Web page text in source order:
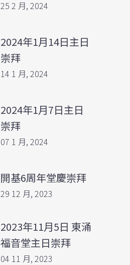
25 2 月, 2024
2024年1月14日主日
崇拜
14 1 月, 2024
2024年1月7日主日
崇拜
07 1 月, 2024
開基6周年堂慶崇拜
29 12 月, 2023
2023年11月5日 東涌
福音堂主日崇拜
04 11 月, 2023